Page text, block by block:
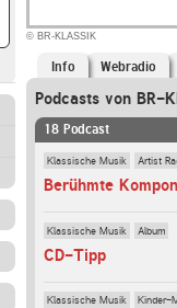
© BR-KLASSIK
Info Webradio
Podcasts von BR-
18 Podcast
Klassische Musik Artist
Berühmte
Klassische Musik Album
CD-Tipp
Klassische Musik Kinder-